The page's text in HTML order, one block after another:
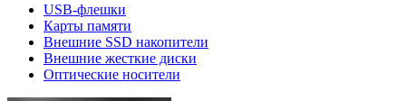
USB-флешки
Карты памяти
Внешние SSD накопители
Внешние жесткие диски
Оптические носители